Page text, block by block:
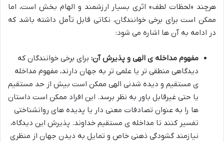
هرچند «لحظات لطف» اثری بسیار ارزشمند و الهام بخش است، اما
ممکن است برای برخی خوانندگان، نکاتی قابل تأمل داشته باشد که
در ادامه به آن ها اشاره می شود:
مفهوم مداخله ی الهی و پذیرش آن: برای برخی خوانندگان که
دیدگاهی منطقی تر یا علمی تر به جهان دارند، مفهوم مداخله
ی مستقیم و دیده شدنی الهی ممکن است بیش از حد مستقیم
یا حتی غیرقابل باور به نظر برسد. این افراد ممکن است داستان
ها را به عنوان تصادفات معنی دار یا پدیده های روانشناختی
تفسیر کنند تا مداخله ی مستقیم خداوند. پذیرش این دیدگاه،
نیازمند گشودگی ذهنی خاص و تمایل به دیدن جهان از منظری